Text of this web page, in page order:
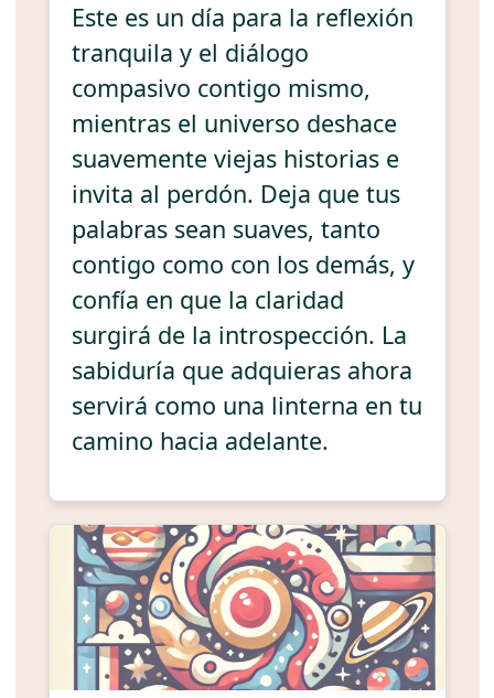
Este es un día para la reflexión
tranquila y el diálogo
compasivo contigo mismo,
mientras el universo deshace
suavemente viejas historias e
invita al perdón. Deja que tus
palabras sean suaves, tanto
contigo como con los demás, y
confía en que la claridad
surgirá de la introspección. La
sabiduría que adquieras ahora
servirá como una linterna en tu
camino hacia adelante.